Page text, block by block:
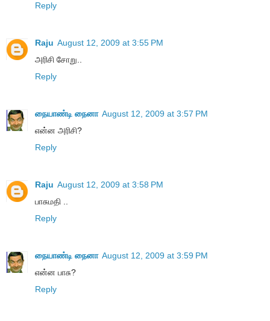
Reply
Raju August 12, 2009 at 3:55 PM
அரிசி சோறு..
Reply
நையாண்டி நைனா August 12, 2009 at 3:57 PM
என்ன அரிசி?
Reply
Raju August 12, 2009 at 3:58 PM
பாசுமதி ..
Reply
நையாண்டி நைனா August 12, 2009 at 3:59 PM
என்ன பாசு?
Reply